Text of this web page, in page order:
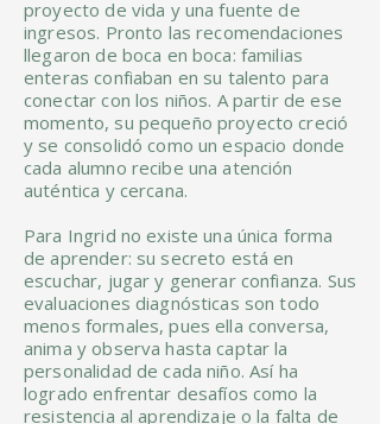
proyecto de vida y una fuente de
ingresos. Pronto las recomendaciones
llegaron de boca en boca: familias
enteras confiaban en su talento para
conectar con los niños. A partir de ese
momento, su pequeño proyecto creció
y se consolidó como un espacio donde
cada alumno recibe una atención
auténtica y cercana.
Para Ingrid no existe una única forma
de aprender: su secreto está en
escuchar, jugar y generar confianza. Sus
evaluaciones diagnósticas son todo
menos formales, pues ella conversa,
anima y observa hasta captar la
personalidad de cada niño. Así ha
logrado enfrentar desafíos como la
resistencia al aprendizaje o la falta de